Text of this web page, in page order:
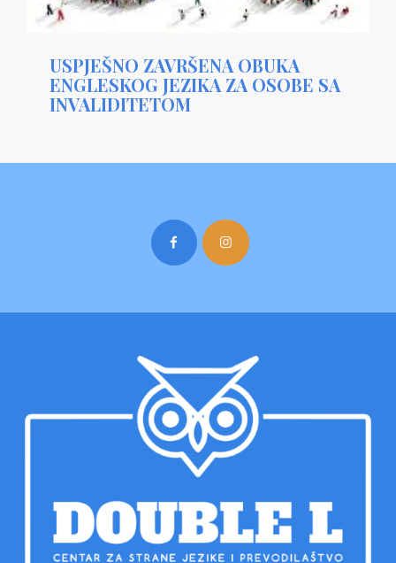
USPJEŠNO ZAVRŠENA OBUKA
ENGLESKOG JEZIKA ZA OSOBE SA
INVALIDITETOM